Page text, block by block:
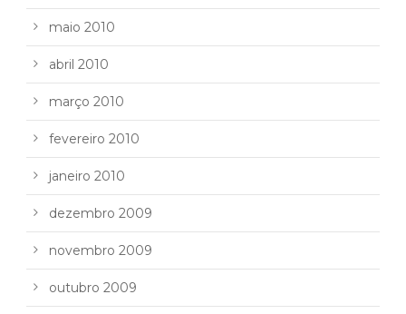
maio 2010
abril 2010
março 2010
fevereiro 2010
janeiro 2010
dezembro 2009
novembro 2009
outubro 2009